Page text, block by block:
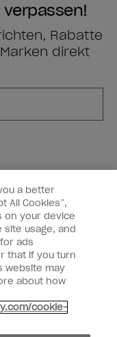
Rabatte
direkt
a better
All Cookies”,
on your device
site usage, and
ads
that if you turn
website may
about how
cookie-